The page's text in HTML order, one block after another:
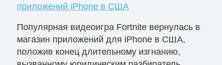
приложений iPhone в США
Популярная видеоигра Fortnite вернулась в
магазин приложений для iPhone в США,
положив конец длительному изгнанию,